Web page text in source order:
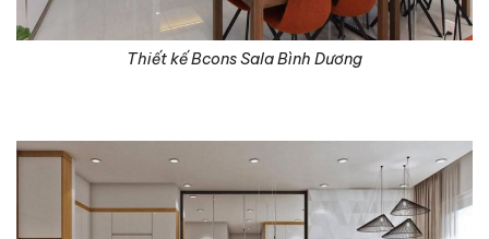
Thiết kế Bcons Sala Bình Dương